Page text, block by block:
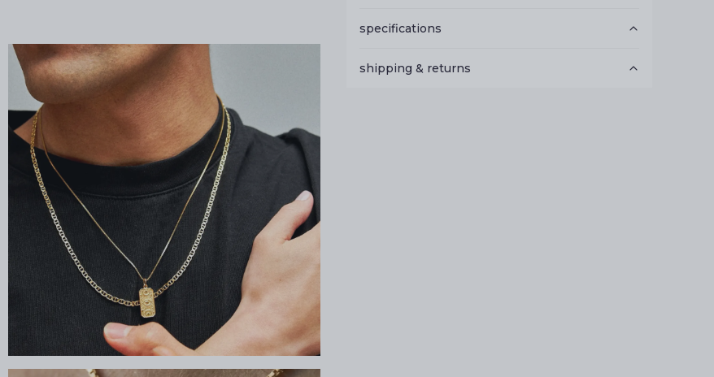
specifications
shipping & returns